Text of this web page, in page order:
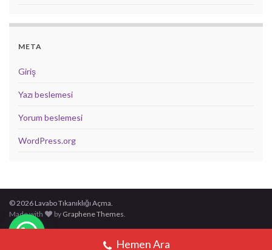
META
Giriş
Yazı beslemesi
Yorum beslemesi
WordPress.org
© 2026 Lavabo Tıkanıklığı Açma.
Made with
by Graphene Themes
Hemen Ara